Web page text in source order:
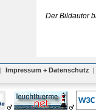
Der Bildautor
| Impressum + Datenschutz |